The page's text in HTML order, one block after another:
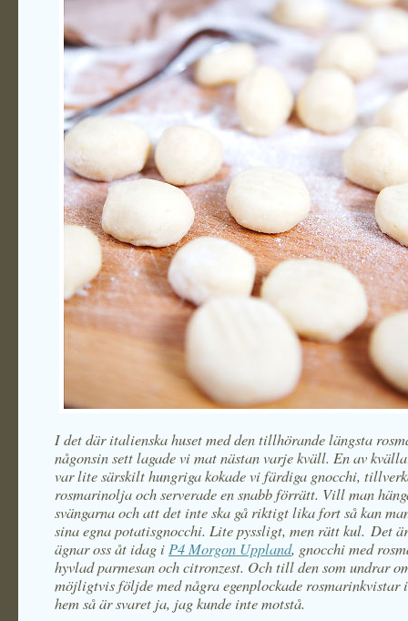
I det där italienska huset med den tillhörande längsta
någonsin sett lagade vi mat nästan varje kväll. En av
var lite särskilt hungriga kokade vi färdiga gnocchi,
rosmarinolja och serverade en snabb förrätt. Vill man
svängarna och att det inte ska gå riktigt lika fort så kan
sina egna potatisgnocchi. Lite pyssligt, men rätt kul. Det
ägnar oss åt idag i P4 Morgon Uppland, gnocchi med
hyvlad parmesan och citronzest. Och till den som undrar
möjligtvis följde med några egenplockade rosmarinkvistar
hem så är svaret ja, jag kunde inte motstå.